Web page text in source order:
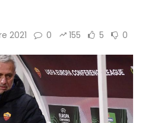
2021 0 155 5 0